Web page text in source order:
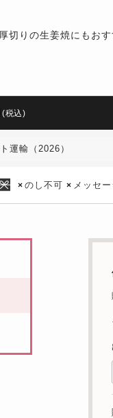
切りの生姜焼にもお
(税込)
運輸（2026）
× のし不可 × メッセ